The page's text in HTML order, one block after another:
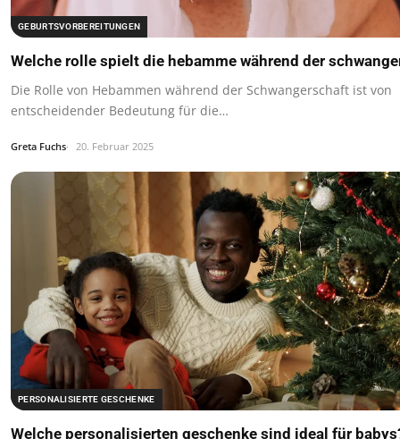
GEBURTSVORBEREITUNGEN
Welche rolle spielt die hebamme während der
Die Rolle von Hebammen während der Schwangerschaft ist von
entscheidender Bedeutung für die…
Greta Fuchs 20. Februar 2025
PERSONALISIERTE GESCHENKE
Welche personalisierten geschenke sind ideal für